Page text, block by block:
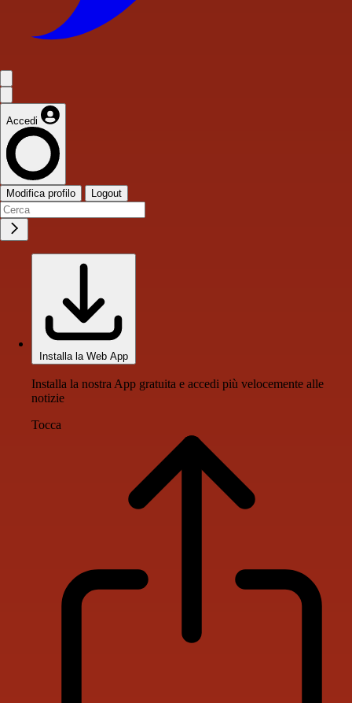
Accedi
Modifica profilo Logout
Installa la Web App
Installa la nostra App gratuita e accedi più velocemente alle
notizie
Tocca